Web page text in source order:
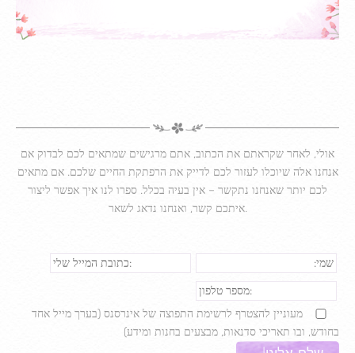
אולי, לאחר שקראתם את הכתוב, אתם מרגישים שמתאים לכם לבדוק אם
אנחנו אלה שיוכלו לעזור לכם לדייק את הרפתקת החיים שלכם. אם מתאים
לכם יותר שאנחנו נתקשר – אין בעיה בכלל. ספרו לנו איך אפשר ליצור
איתכם קשר, ואנחנו נדאג לשאר.
מעוניין להצטרף לרשימת התפוצה של אינרסנס (בערך מייל אחד
בחודש, ובו תאריכי סדנאות, מבצעים בחנות ומידע)